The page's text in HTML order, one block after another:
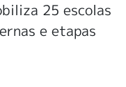
25 escolas
e etapas